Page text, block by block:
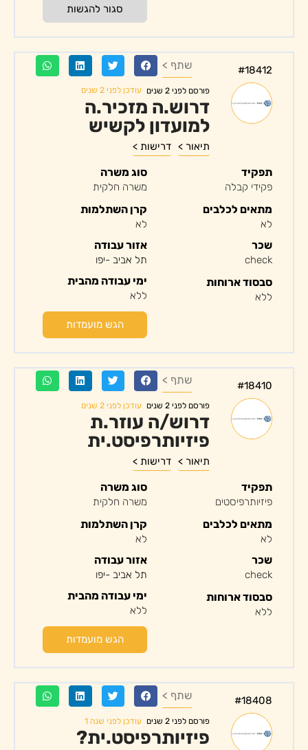
סגור להגשות
#18412 שתף >
פורסם לפני 2 שנים עודכן לפני 2 שנים
דרוש.ה מזכיר.ה
למועדון לקשיש
תיאור > דרישות >
תפקיד
פקידי קבלה
מתאים לכלבים
לא
סוג משרה
משרה חלקית
קרן השתלמות
לא
שכר
check
סבסוד ארוחות
ללא
אזור עבודה
תל אביב -יפו
ימי עבודה מהבית
ללא
הגש מועמדות
#18410 שתף >
פורסם לפני 2 שנים עודכן לפני 2 שנים
דרוש/ה עוזר.ת
פיזיותרפיסט.ית
תיאור > דרישות >
תפקיד
פיזיותרפיסטים
מתאים לכלבים
לא
סוג משרה
משרה חלקית
קרן השתלמות
לא
שכר
check
סבסוד ארוחות
ללא
אזור עבודה
תל אביב -יפו
ימי עבודה מהבית
ללא
הגש מועמדות
#18408 שתף >
פורסם לפני 2 שנים עודכן לפני שנה 1
פיזיותרפיסט.ית?